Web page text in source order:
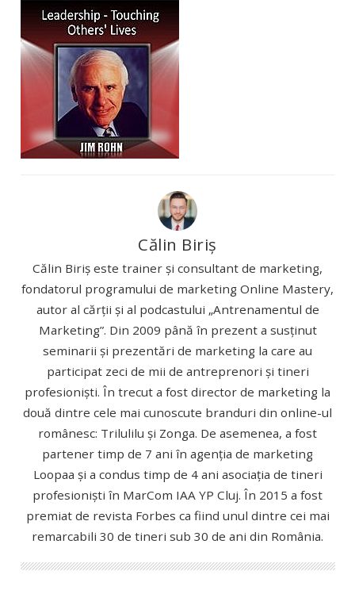
Călin Biriș
Călin Biriș este trainer și consultant de marketing,
fondatorul programului de marketing Online Mastery,
autor al cărții și al podcastului „Antrenamentul de
Marketing”. Din 2009 până în prezent a susținut
seminarii și prezentări de marketing la care au
participat zeci de mii de antreprenori și tineri
profesioniști. În trecut a fost director de marketing la
două dintre cele mai cunoscute branduri din online-ul
românesc: Trilulilu și Zonga. De asemenea, a fost
partener timp de 7 ani în agenția de marketing
Loopaa și a condus timp de 4 ani asociația de tineri
profesioniști în MarCom IAA YP Cluj. În 2015 a fost
premiat de revista Forbes ca fiind unul dintre cei mai
remarcabili 30 de tineri sub 30 de ani din România.